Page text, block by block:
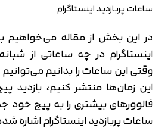
ساعات پربازدید اینستاگرام
در این بخش از مقاله می‌خواهیم
اینستاگرام در چه ساعاتی از
وقتی این ساعات را بدانیم
این زمان‌ها منتشر کنیم، بازدید
فالوورهای بیشتری را به پیج خود
ساعات پربازدید اینستاگرام اشاره